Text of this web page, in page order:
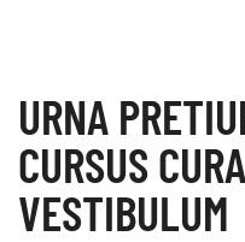
URNA
CURSUS
VESTIBULUM